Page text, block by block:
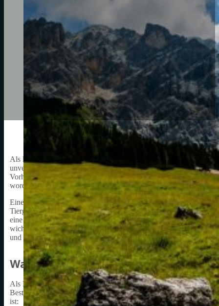
Als leidenschaftlicher Fahrradfahrer weiß ich, wie wichtig es ist,
unverzichtbares Accessoire für Kinderfahrräder, da sie dazu
Vorhandensein des Fahrrads aufmerksam zu machen. Eine
worden und bietet eine kinderfreundliche und unterhaltsame
Eine Fahrradklingel Kinder gibt es in vielen verschiedenen
Tiergeräuschen oder Musik. Das macht sie nicht nur funktional,
eine Fahrradklingel Kinder als Belohnung für gute Leistungen
wichtig, eine Fahrradklingel Kinder zu wählen, die zum Alter und
und sich sicher fühlt, wenn es auf dem Fahrrad unterwegs ist.
Warum eine Fahrradklingel für Kinder
Als Elternteil weiß ich, wie wichtig es ist, dass mein Kind sicher
Bestandteil der Sicherheitsausrüstung für jedes Kind auf dem
ist: